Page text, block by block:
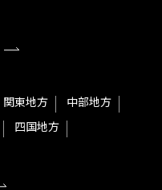
関東地方
中部地方
四国地方